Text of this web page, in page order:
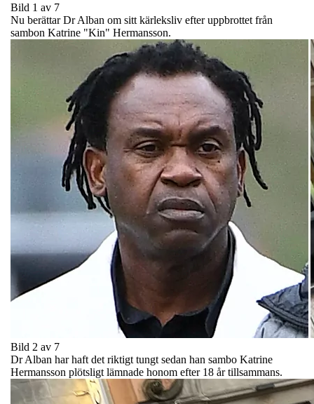
Bild 1 av 7
Nu berättar Dr Alban om sitt kärleksliv efter uppbrottet från
sambon Katrine "Kin" Hermansson.
Bild 2 av 7
Dr Alban har haft det riktigt tungt sedan han sambo Katrine
Hermansson plötsligt lämnade honom efter 18 år tillsammans.